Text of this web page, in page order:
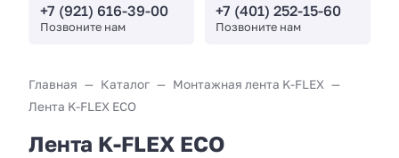
+7 (921) 616-39-00
Позвоните нам
+7 (401) 252-15-60
Позвоните нам
Главная Каталог
Монтажная лента K-FLEX
Лента K-FLEX ECO
Лента K-FLEX ECO